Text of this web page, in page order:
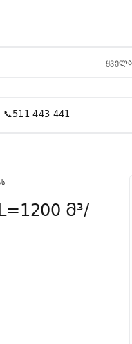
ᲧᲕᲔᲚᲐ
443 441